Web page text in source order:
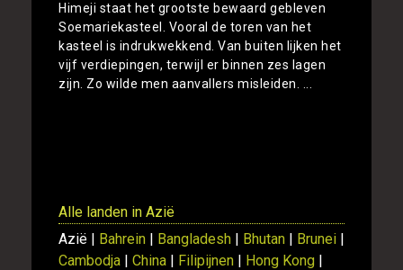
Himeji staat het grootste bewaard gebleven
Soemariekasteel. Vooral de toren van het
kasteel is indrukwekkend. Van buiten lijken het
vijf verdiepingen, terwijl er binnen zes lagen
zijn. Zo wilde men aanvallers misleiden. ...
Alle landen in Azië
Azië | Bahrein | Bangladesh | Bhutan | Brunei |
Cambodja | China | Filipijnen | Hong Kong |